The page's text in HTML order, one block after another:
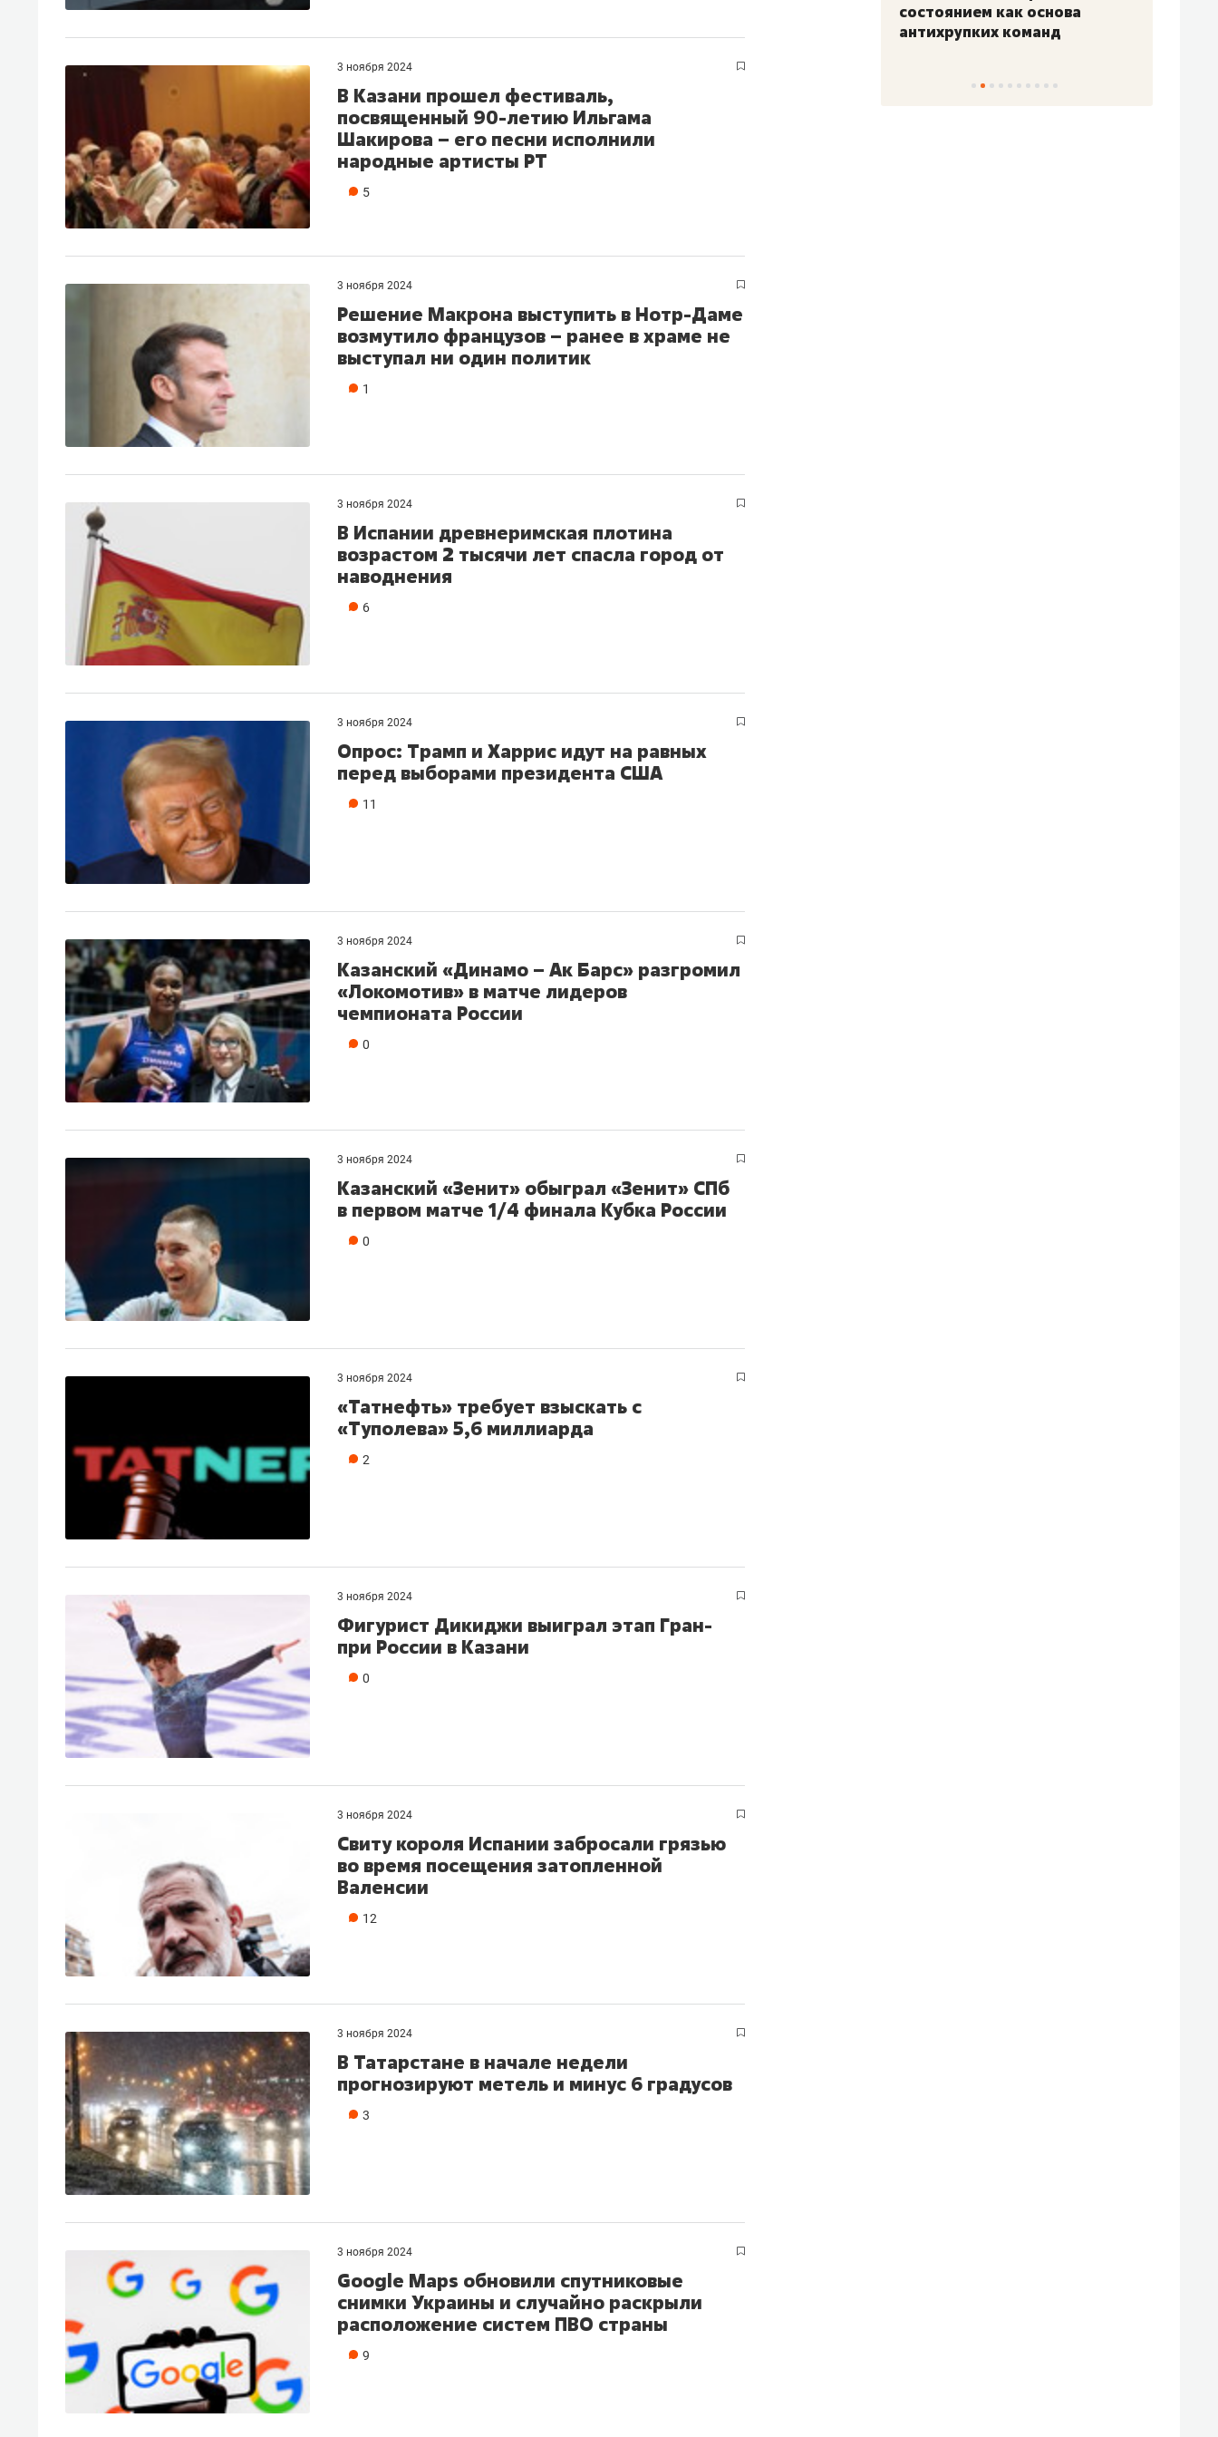
3 ноября 2024
В Казани прошел фестиваль,
посвященный 90-летию Ильгама
Шакирова – его песни исполнили
народные артисты РТ
5
3 ноября 2024
Решение Макрона выступить в Нотр-Даме
возмутило французов – ранее в храме не
выступал ни один политик
1
3 ноября 2024
В Испании древнеримская плотина
возрастом 2 тысячи лет спасла город от
наводнения
6
3 ноября 2024
Опрос: Трамп и Харрис идут на равных
перед выборами президента США
11
3 ноября 2024
Казанский «Динамо – Ак Барс» разгромил
«Локомотив» в матче лидеров
чемпионата России
0
3 ноября 2024
Казанский «Зенит» обыграл «Зенит» СПб
в первом матче 1/4 финала Кубка России
0
3 ноября 2024
«Татнефть» требует взыскать с
«Туполева» 5,6 миллиарда
2
3 ноября 2024
Фигурист Дикиджи выиграл этап Гран-
при России в Казани
0
3 ноября 2024
Свиту короля Испании забросали грязью
во время посещения затопленной
Валенсии
12
3 ноября 2024
В Татарстане в начале недели
прогнозируют метель и минус 6 градусов
3
3 ноября 2024
Google Maps обновили спутниковые
снимки Украины и случайно раскрыли
расположение систем ПВО страны
9
«Гонка Героев»